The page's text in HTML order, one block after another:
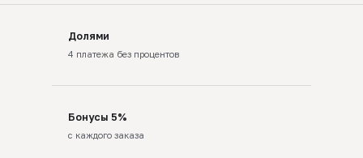
Долями
4 платежа без процентов
Бонусы 5%
с каждого заказа